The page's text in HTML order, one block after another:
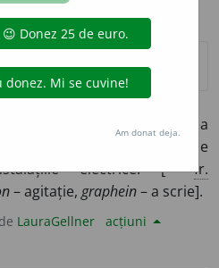
) Aparat pentru determinarea
și formei undelor de
electrice. [<fr.
– agitație, graphein– a scrie].
LauraGellner acțiuni
Am donat deja.